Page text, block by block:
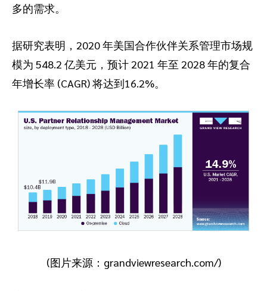
多的需求。
据研究表明，2020 年美国合作伙伴关系管理市场规
模为 548.2 亿美元，预计 2021 年至 2028 年的复合
年增长率 (CAGR) 将达到16.2%。
(图片来源：grandviewresearch.com/)